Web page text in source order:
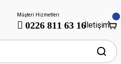
Müşteri Hizmetleri
0226 811 63 16İletişim